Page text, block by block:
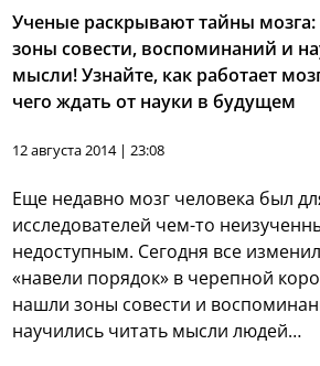
Ученые раскрывают тайны
зоны совести, воспоминаний и
мысли! Узнайте, как работает
чего ждать от науки в будущем
12 августа 2014 | 23:08
Еще недавно мозг человека был
исследователей чем-то
недоступным. Сегодня все
«навели порядок» в черепной
нашли зоны совести и
научились читать мысли людей…